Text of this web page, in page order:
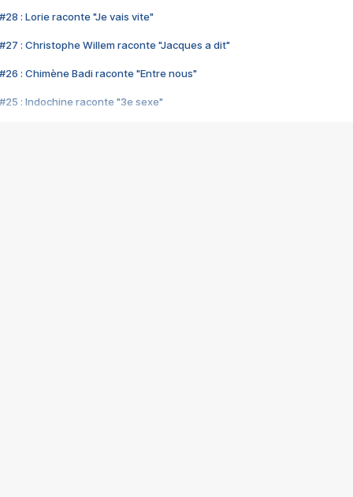
#28 : Lorie raconte "Je vais vite"
#27 : Christophe Willem raconte "Jacques a dit"
#26 : Chimène Badi raconte "Entre nous"
#25 : Indochine raconte "3e sexe"